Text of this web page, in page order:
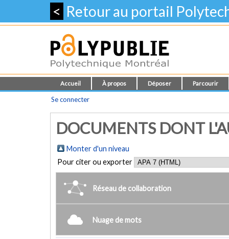
< Retour au portail
Accueil À propos Déposer Parcourir
Se connecter
DOCUMENTS DONT
Monter d'un niveau
Pour citer ou exporter
Réseau de collaboration
Nuage de mots